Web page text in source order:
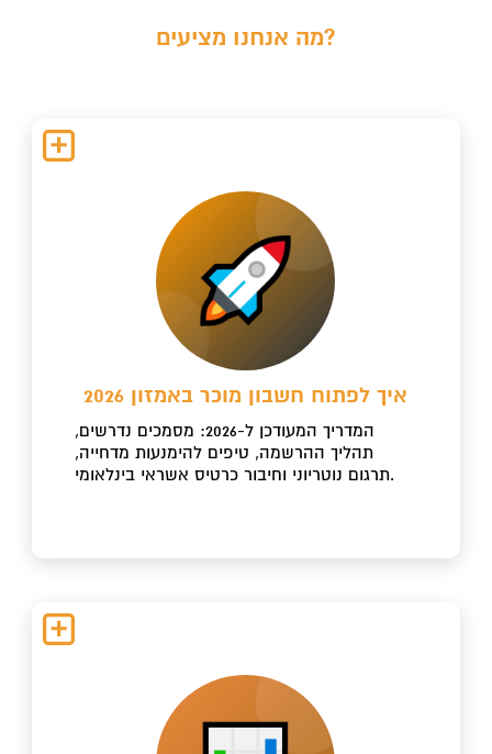
מה אנחנו מציעים?
איך לפתוח חשבון מוכר באמזון 2026
המדריך המעודכן ל-2026: מסמכים נדרשים,
תהליך ההרשמה, טיפים להימנעות מדחייה,
תרגום נוטריוני וחיבור כרטיס אשראי בינלאומי.